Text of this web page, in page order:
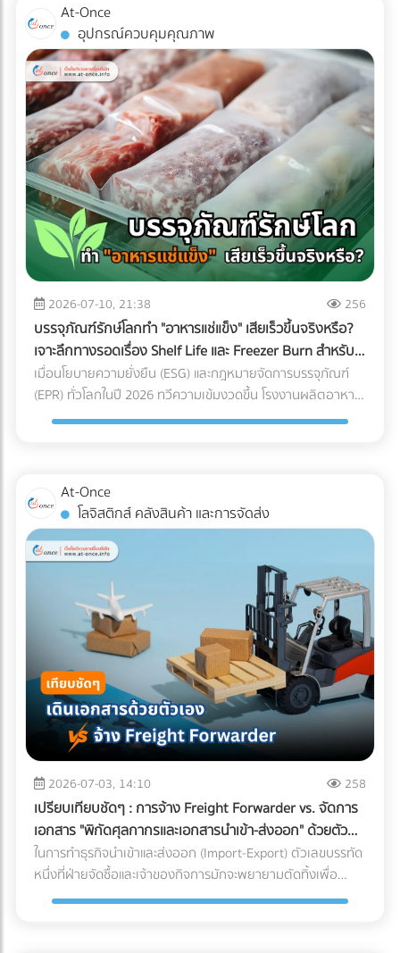
Ink ระดับอุตสาหกรรม เข้ามาค้นหาและเปรียบเทียบพาร์ทเนอร์โรง
พิมพ์คุณภาพได้ฟรีที่ At-once แพลตฟอร์มรวมบริษัท B2B ชั้น
นำของไทย!
ไม่ได้มีแค่เรื่องของการเลือกเฟอร์นิเจอร์สวยๆ หรือจัดแสงไฟให้
ถ่ายรูปออกมาดูดีเท่านั้น หากคุณกำลังวางแผนจะต่อเติมพื้นที่
ชั้นบนสุด นี่คือข้อควรรู้สำคัญที่คุณต้องเช็กให้ชัวร์ก่อนที่งบ
ประมาณจะบานปลาย 1. โครงสร้างอาคารเดิมรับน้ำหนักไหวหรือ
ไม่? (Structural Load) สิ่งแรกที่ต้องคำนึงถึงคือ "ความแข็งแรง
ของโครงสร้าง" ดาดฟ้าตึกแถวเก่าส่วนใหญ่ถูกออกแบบมาเพื่อ
รับน้ำหนักของตัวโครงสร้างเองและแท็งก์น้ำเท่านั้น ไม่ได้เผื่อ
สำหรับการรับน้ำหนักของกระถางต้นไม้ขนาดใหญ่ ดินอุ้มน้ำ พื้น
ไม้เทียม หรือจำนวนคนที่ขึ้นไปรวมตัวกันหนาแน่น สิ่งที่ต้องทำ:
ควรปรึกษาวิศวกรโครงสร้างเพื่อประเมินความสามารถในการรับ
น้ำหนัก (Live Load และ Dead Load) ก่อนตัดสินใจเทปูนเพิ่ม
หรือนำของหนักขึ้นไปติดตั้ง เพื่อป้องกันอันตรายจากโครงสร้าง
ทรุดตัว 2. กฎหมายอาคารและทางหนีไฟ (Safety Regulations)
การเปลี่ยนพื้นที่ดาดฟ้าให้เป็นพื้นที่สาธารณะที่มีคนใช้งานจำนวน
มาก ต้องคำนึงถึงกฎหมายควบคุมอาคารอย่างเคร่งครัด สิ่งที่
ต้องทำ: ตรวจสอบความสูงของราวกันตก (Parapet) ว่ามีความ
สูงเพียงพอและแข็งแรงหรือไม่ นอกจากนี้ต้องมีป้ายบอกทางหนี
ไฟที่ชัดเจน ระบบแสงสว่างฉุกเฉิน และบันไดที่กว้างพอสำหรับการ
อพยพผู้คนหากเกิดเหตุฉุกเฉิน 3. สภาพการระบายน้ำ
(Drainage System) ดาดฟ้าคือด่านแรกที่ต้องปะทะกับพายุฝน
ขัง สิ่งที่ต้องทำ: ก่อนปูพื้นใหม่ ควรเช็กระดับความลาดเอียงของ
พื้นคอนกรีตว่าสามารถทำให้น้ำไหล ลงท่อได้สะดวกหรือไม่ และ
ควรเพิ่มจุดระบายน้ำ หรือใส่ตะแกรงกันเศษใบไม้ขยะอุดตัน ????
จุดบอดสำคัญ: ทำไม "ระบบกันซึม" ถึงเป็นสิ่งที่ห้ามตัดงบทิ้งเด็ด
ขาด? หลายคนมักตกหลุมพรางด้วยการนำหญ้าเทียม แผ่นไม้
เทียม (Wood Plastic Composite) หรือกระเบื้อง ไปปูทับลงบน
พื้นคอนกรีตดาดฟ้าเดิมโดยตรง เพราะคิดว่าพื้นปูนเก่าก็ดูแข็ง
แรงดี แต่นี่คือ "ฝันร้าย" ที่รอวันปะทุเมื่อหน้าฝนมาเยือน
ธรรมชาติของพื้นคอนกรีตดาดฟ้าที่ต้องตากแดดตากฝนมา
หลายปี ย่อมมีการยืดและหดตัวจนเกิด "รอยแตกร้าวขนาดเล็ก
(Hairline Cracks)" ที่ตาเปล่ามองไม่เห็น เมื่อคุณนำวัสดุไปปูทับ
น้ำฝนจะซึมผ่านร่องพื้นลงไปขังอยู่ใต้แผ่นหญ้าเทียมหรือพื้นไม้
ความชื้นที่สะสมอยู่ตลอดเวลาจะค่อยๆ แทรกซึมลงตามรอยร้าว
ของคอนกรีต ผลลัพธ์ที่ตามมาหากไม่ทำระบบกันซึม: เหล็กเส้น
เป็นสนิมและดันปูนแตก: ความชื้นจะทำปฏิกิริยากับเหล็กเส้นใน
โครงสร้างพื้นคอนกรีต ทำให้เหล็กบวมและดันให้คอนกรีตหลุด
ร่อน (Spalling Concrete) ฝ้าเพดานชั้นล่างพังทลาย: น้ำที่ซึม
ลงมาจะหยดใส่ฝ้าเพดานชั้นล่าง ทำให้ฝ้าเกิดรอยด่าง เป็นเชื้อรา
หรือทะลุพังลงมา ทำลายเฟอร์นิเจอร์และระบบไฟที่เพิ่งทำใหม่
ทั้งหมด ค่าซ่อมแซมที่แพงกว่าค่าป้องกัน: หากเกิดน้ำรั่วซึม คุณ
At-Once
อุปกรณ์ควบคุมคุณภาพ
2026-07-10, 21:38 256
บรรจุภัณฑ์รักษ์โลกทำ "อาหารแช่แข็ง" เสียเร็วขึ้นจริงหรือ?
เจาะลึกทางรอดเรื่อง Shelf Life และ Freezer Burn สำหรับ
โรงงานอุตสาหกรรม
เมื่อนโยบายความยั่งยืน (ESG) และกฎหมายจัดการบรรจุภัณฑ์
(EPR) ทั่วโลกในปี 2026 ทวีความเข้มงวดขึ้น โรงงานผลิตอาหาร
หลายแห่งต่างถูกกดดันให้เปลี่ยนมาใช้ "บรรจุภัณฑ์รักษ์โลก" แต่
เกล็ดน้ำแข็ง (Freezer Burn) หรือเปล่า? และถุงจะกรอบแตกใน
ห้องเย็นไหม?" ความกังวลนี้คือความจริงที่หลีกเลี่ยงไม่ได้ ใน
อุตสาหกรรมอาหารแช่แข็ง การใช้วัสดุรักษ์โลกแบบผิดประเภทอาจ
ทำให้อายุการเก็บรักษาที่เคยอยู่ได้นาน 1-2 ปี ลดลงอย่าง
ฮวบฮาบ หรือเกิดความเสียหายระหว่างขนส่ง ซึ่งส่งผลกระทบ
อย่างรุนแรงต่อกำไรและชื่อเสียงของแบรนด์ เรามาทำความเข้าใจ
ความท้าทายนี้ตามความเป็นจริง พร้อมหา "ทางรอด" เชิง
วิศวกรรมที่จะช่วยให้โรงงานของคุณรักษ์โลกได้ โดยที่อาหารแช่
แข็งยังคงคุณภาพสมบูรณ์ 100% ทำไมบรรจุภัณฑ์รักษ์โลกทั่วไป
ถึงสอบตกใน "ห้องเย็น"? หน้าที่หลักของบรรจุภัณฑ์อาหารแช่
แข็งคือการทนต่ออุณหภูมิติดลบ (ตั้งแต่ -18°C ไปจนถึง -40°C)
และต้องเป็น "เกราะป้องกัน (Barrier)" ไม่ให้ความชื้นระเหยออก
จากอาหารจนเกิดสภาวะ Freezer Burn (เนื้อสัตว์หรืออาหาร
แห้งกระด้างและเสียรสชาติ) พลาสติกแบบดั้งเดิมที่โรงงานนิยมใช้
(เช่น ไนลอนประกบ PE) มีความเหนียว ทนความเย็น และกันรอย
เจาะทะลุจากความแหลมคมของเกล็ดน้ำแข็งได้ดีเยี่ยม แต่มัน
"รีไซเคิลไม่ได้" ในขณะที่หากคุณเปลี่ยนไปใช้พลาสติกชีวภาพที่
ย่อยสลายได้ (เช่น PLA) วัสดุเหล่านี้มักจะเปราะบาง ทนความเย็น
แถมยังมีอัตราการซึมผ่านของไอน้ำ (WVTR) สูง ทำให้อาหารสูญ
At-Once
โลจิสติกส์ คลังสินค้า และการจัดส่ง
2026-07-03, 14:10 258
เปรียบเทียบชัดๆ : การจ้าง Freight Forwarder vs. จัดการ
เอกสาร "พิกัดศุลกากรและเอกสารนำเข้า-ส่งออก" ด้วยตัว
เอง
ในการทำธุรกิจนำเข้าและส่งออก (Import-Export) ตัวเลขบรรทัด
หนึ่งที่ฝ่ายจัดซื้อและเจ้าของกิจการมักจะพยายามตัดทิ้งเพื่อ
ประหยัดต้นทุนคือ "ค่าบริการตัวแทนออกของ (Customs